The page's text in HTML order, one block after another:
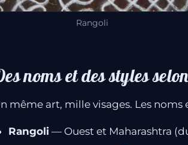
Rangoli
noms et des styles
même art, mille visages. Les noms
Rangoli — Ouest et Maharashtra